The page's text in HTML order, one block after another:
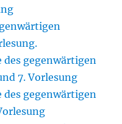
des gegenwärtigen
7. Vorlesung
des gegenwärtigen